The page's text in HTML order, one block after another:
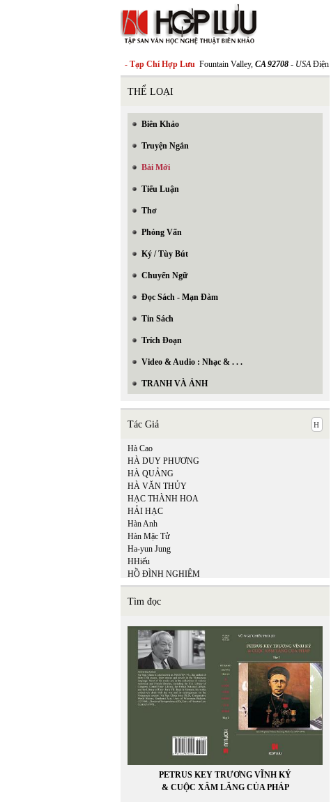
- Tạp Chí Hợp Lưu Fountain Valley, CA 92708 - USAĐiện
THỂ LOẠI
Biên Khảo
Truyện Ngắn
Bài Mới
Tiểu Luận
Thơ
Phỏng Vấn
Ký / Tùy Bút
Chuyển Ngữ
Đọc Sách - Mạn Đàm
Tin Sách
Trích Đoạn
Video & Audio : Nhạc & . . .
TRANH VÀ ẢNH
Tác Giả
Hà Cao
HÀ DUY PHƯƠNG
HÀ QUẢNG
HÀ VĂN THỦY
HẠC THÀNH HOA
HẢI HẠC
Hàn Anh
Hàn Mặc Tử
Ha-yun Jung
HHiếu
HỒ ĐÌNH NGHIÊM
Hồ Minh Tâm
HỒ TỊNH TÌNH
Hòa Bình Lê
HÒA ĐA
HOA MAI
Hoài Băng
HOÀI MỸ
HOÀI ZIANG DUY
Hoàng Cầm
HOÀNG CHÍNH chuyển ngữ
Hoàng Đỗ Vũ
Hoàng Hải Lâm
Tìm đọc
PETRUS KEY TRƯƠNG VĨNH KÝ
& CUỘC XÂM LĂNG CỦA PHÁP